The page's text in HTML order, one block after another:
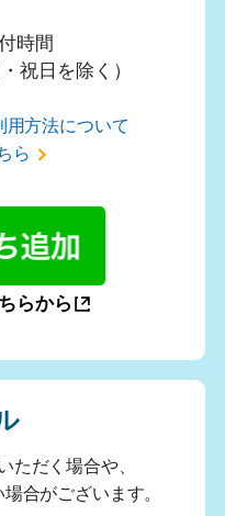
時間
祝日を除く）
用方法について
ら
らから
ただく場合や、
合がございます。